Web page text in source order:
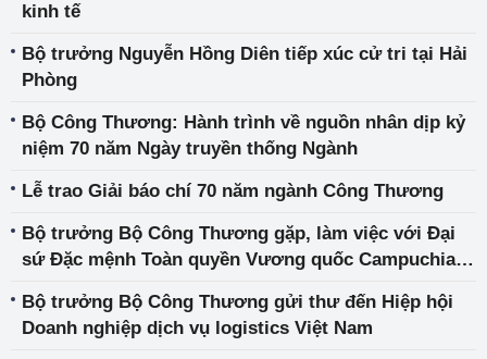
kinh tế
Bộ trưởng Nguyễn Hồng Diên tiếp xúc cử tri tại Hải
Phòng
Bộ Công Thương: Hành trình về nguồn nhân dịp kỷ
niệm 70 năm Ngày truyền thống Ngành
Lễ trao Giải báo chí 70 năm ngành Công Thương
Bộ trưởng Bộ Công Thương gặp, làm việc với Đại
sứ Đặc mệnh Toàn quyền Vương quốc Campuchia
Bộ trưởng Bộ Công Thương gửi thư đến Hiệp hội
Doanh nghiệp dịch vụ logistics Việt Nam